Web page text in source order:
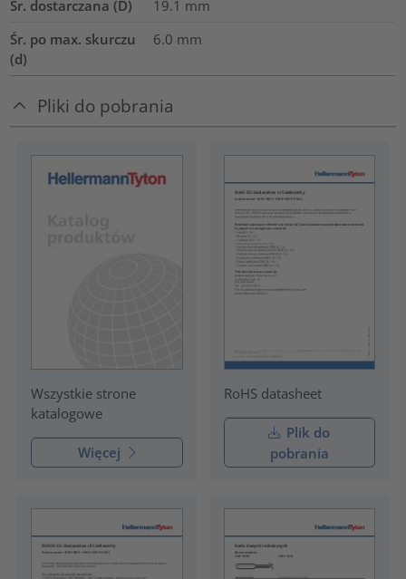
Śr. dostarczana (D) 19.1 mm
Śr. po max. skurczu
(d)
6.0 mm
Pliki do pobrania
Wszystkie strone
katalogowe
Więcej
RoHS datasheet
Plik do
pobrania